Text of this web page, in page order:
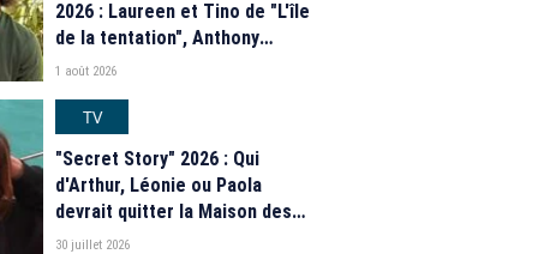
2026 : Laureen et Tino de "L'île
de la tentation", Anthony
Matéo, Jade Leboeuf... Le
de la télé-réalité de W9
1 août 2026
TV
"Secret Story" 2026 : Qui
d'Arthur, Léonie ou Paola
devrait quitter la Maison des
secrets ce soir ? Les
30 juillet 2026